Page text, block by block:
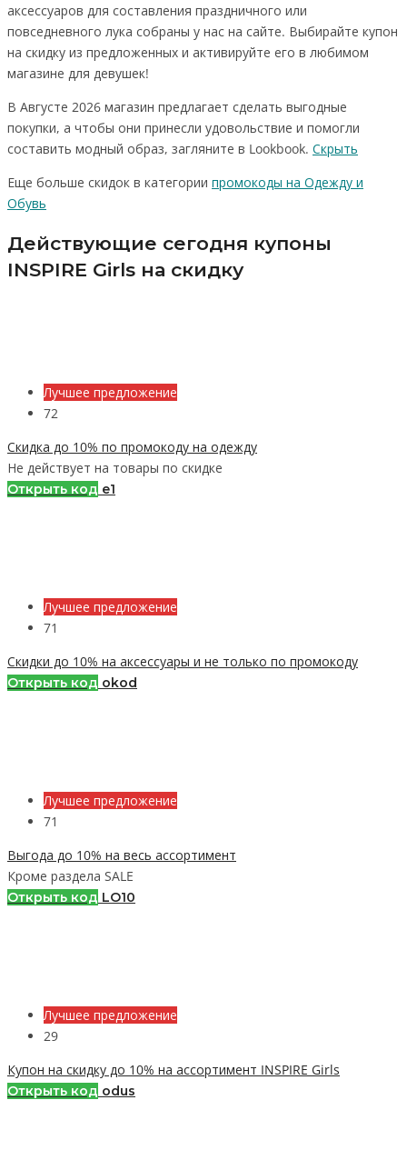
аксессуаров для составления праздничного или
повседневного лука собраны у нас на сайте. Выбирайте купон
на скидку из предложенных и активируйте его в любимом
магазине для девушек!
В Августе 2026 магазин предлагает сделать выгодные
покупки, а чтобы они принесли удовольствие и помогли
составить модный образ, загляните в Lookbook. Скрыть
Еще больше скидок в категории промокоды на Одежду и
Обувь
Действующие сегодня купоны
INSPIRE Girls на скидку
Лучшее предложение
72
Скидка до 10% по промокоду на одежду
Не действует на товары по скидке
Открыть код e1
Лучшее предложение
71
Скидки до 10% на аксессуары и не только по промокоду
Открыть код okod
Лучшее предложение
71
Выгода до 10% на весь ассортимент
Кроме раздела SALE
Открыть код LO10
Лучшее предложение
29
Купон на скидку до 10% на ассортимент INSPIRE Girls
Открыть код odus